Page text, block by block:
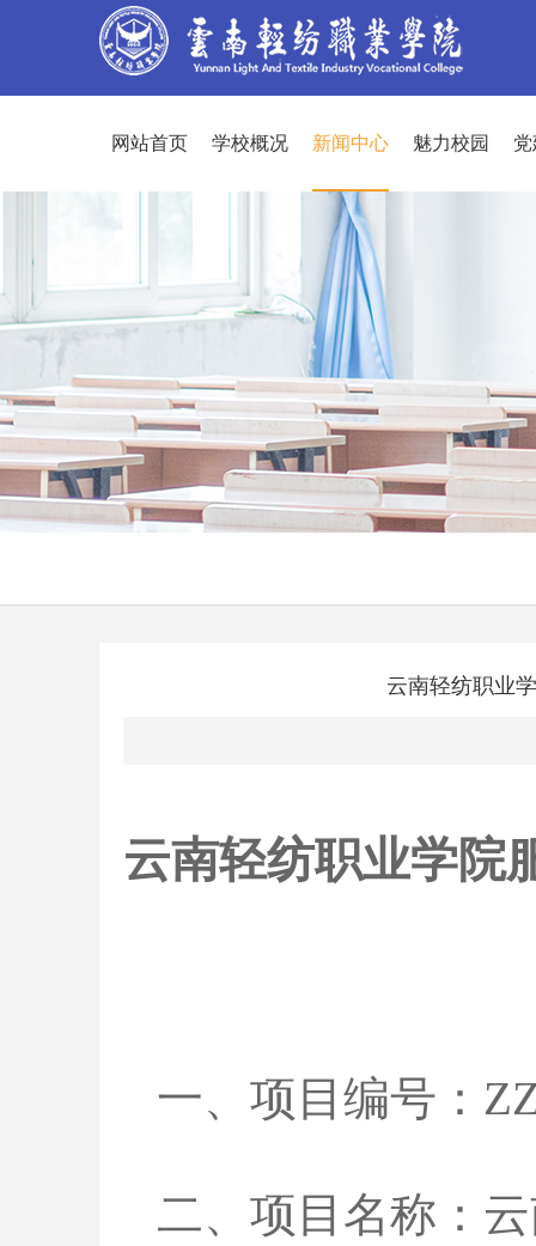
网站首页 学校概况 新闻中心 魅力校园
云南轻纺职业
云南轻纺职业学院
一、项目编号：
二、项目名称：